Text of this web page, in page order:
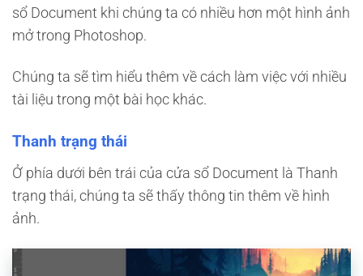
sổ Document khi chúng ta có nhiều hơn một hình ảnh
mở trong Photoshop.
Chúng ta sẽ tìm hiểu thêm về cách làm việc với nhiều
tài liệu trong một bài học khác.
Thanh trạng thái
Ở phía dưới bên trái của cửa sổ Document là Thanh
trạng thái, chúng ta sẽ thấy thông tin thêm về hình
ảnh.